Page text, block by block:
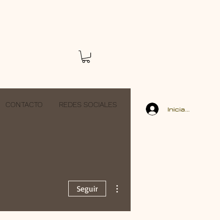
CONTACTO
REDES SOCIALES
Iniciar sesión
Seguir